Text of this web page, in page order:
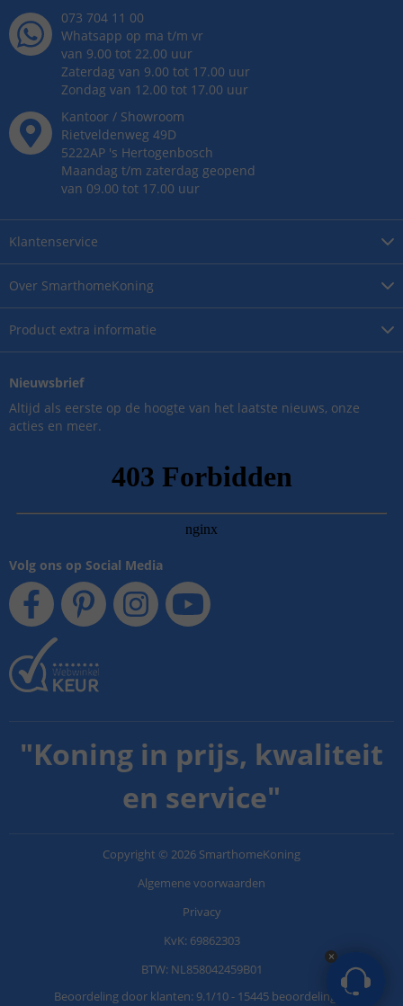
Over SmarthomeKoning
Product extra informatie
Klantenservice
073 704 11 00
Whatsapp op ma t/m vr
van 9.00 tot 22.00 uur
Zaterdag van 9.00 tot 17.00 uur
Zondag van 12.00 tot 17.00 uur
Kantoor / Showroom
Rietveldenweg 49D
5222AP 's Hertogenbosch
Maandag t/m zaterdag geopend
van 09.00 tot 17.00 uur
Nieuwsbrief
Altijd als eerste op de hoogte van het laatste nieuws, onze
acties en meer.
Volg ons op Social Media
"Koning in prijs, kwaliteit
en service"
Copyright © 2026 SmarthomeKoning
Algemene voorwaarden
Privacy
KvK: 69862303
BTW: NL858042459B01
Beoordeling door klanten: 9.1/10- 15445 beoordelingen